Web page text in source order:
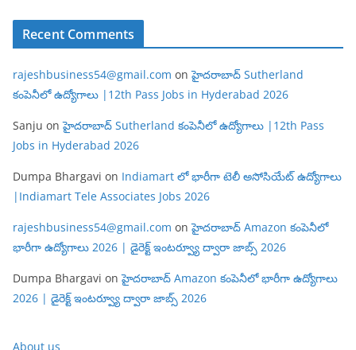
Recent Comments
rajeshbusiness54@gmail.com onహైదరాబాద్ Sutherland
కంపెనీలో ఉద్యోగాలు |12th Pass Jobs in Hyderabad 2026
Sanju onహైదరాబాద్ Sutherland కంపెనీలో ఉద్యోగాలు |12th Pass
Jobs in Hyderabad 2026
Dumpa Bhargavi on Indiamart లో భారీగా టెలీ అసోసియేట్ ఉద్యోగాలు
|Indiamart Tele Associates Jobs 2026
rajeshbusiness54@gmail.com onహైదరాబాద్ Amazon కంపెనీలో
భారీగా ఉద్యోగాలు 2026 | డైరెక్ట్ ఇంటర్వ్యూ ద్వారా జాబ్స్ 2026
Dumpa Bhargavi onహైదరాబాద్ Amazon కంపెనీలో భారీగా ఉద్యోగాలు
2026 | డైరెక్ట్ ఇంటర్వ్యూ ద్వారా జాబ్స్ 2026
About us